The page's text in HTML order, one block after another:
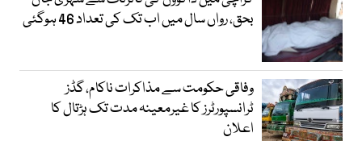
بحق، رواں سال میں اب تک کی تعداد 46 ہوگئی
وفاقی حکومت سے مذاکرات ناکام، گڈز
ٹرانسپورٹرز کا غیرمعینہ مدت تک ہڑتال کا
اعلان